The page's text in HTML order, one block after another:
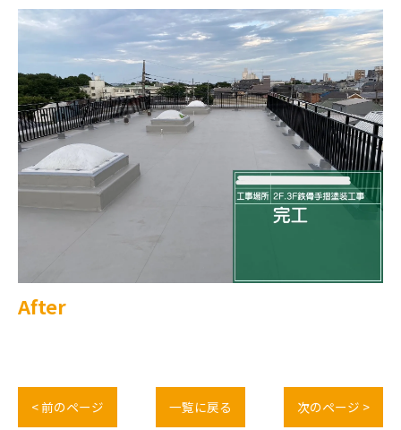
After
< 前のページ 一覧に戻る 次のページ >